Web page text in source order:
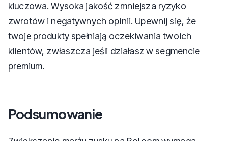
kluczowa. Wysoka jakość zmniejsza ryzyko
zwrotów i negatywnych opinii. Upewnij się, że
twoje produkty spełniają oczekiwania twoich
klientów, zwłaszcza jeśli działasz w segmencie
premium.
Podsumowanie